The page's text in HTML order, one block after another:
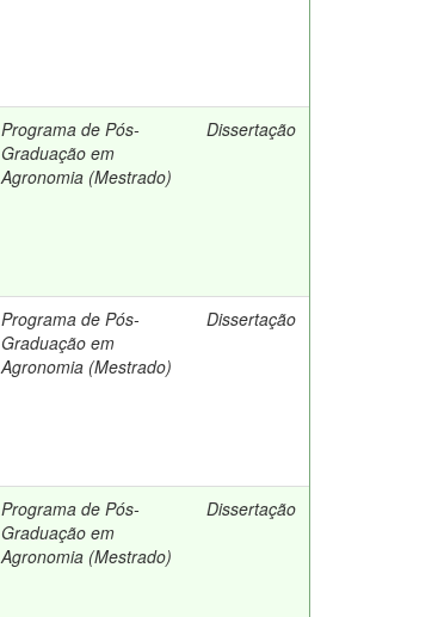
Programa de Pós-
Graduação em
Agronomia (Mestrado)
Dissertação
Programa de Pós-
Graduação em
Agronomia (Mestrado)
Dissertação
Programa de Pós-
Graduação em
Agronomia (Mestrado)
Dissertação